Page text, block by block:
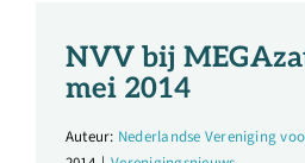
NVV bij
mei 2014
Auteur: Nederlandse Vereniging